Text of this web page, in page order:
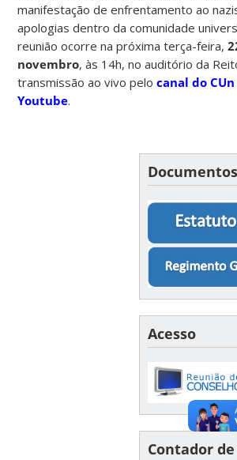
manifestação de enfrentamento ao
apologias dentro da comunidade
reunião ocorre na próxima terça-feira,
novembro, às 14h, no auditório da
transmissão ao vivo pelocanal do
Youtube.
Acesso
Contador